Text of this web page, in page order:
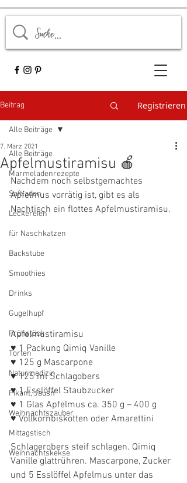
Beitrag Registrieren
Alle Beiträge
Marmeladenrezepte
Saftladen
Leckereien
für Naschkatzen
Backstube
Smoothies
Drinks
Gugelhupf
Frühstück
Torten
Naturmedizin
Pikant, Jausn'
Weihnachtszauber
Mittagstisch
Weihnachtskekse
Alle Beiträge
Apfelmustiramisu 🍎
7. März 2021
Nachdem noch selbstgemachtes
Apfelmus vorrätig ist, gibt es als
Nachtisch ein flottes Apfelmustiramisu.
Apfelmustiramisu
♥ 1 Packung Qimiq Vanille
♥ 125 g Mascarpone
♥ 125 ml Schlagobers
♥ 1 Esslöffel Staubzucker
♥ 1 Glas Apfelmus ca. 350 g – 400 g
♥ Vollkornbiskotten oder Amarettini
Schlagerobers steif schlagen. Qimiq
Vanille glattrühren. Mascarpone, Zucker
und 5 Esslöffel Apfelmus unter das